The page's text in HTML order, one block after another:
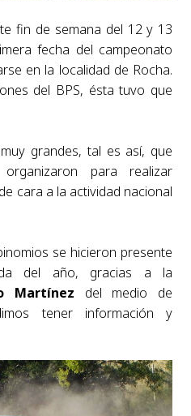
fin de semana del 12 y 13
fecha del campeonato
en la localidad de Rocha.
del BPS, ésta tuvo que
grandes, tal es así, que
para realizar
cara a la actividad nacional
se hicieron presente
del año, gracias a la
Martínez del medio de
tener información y